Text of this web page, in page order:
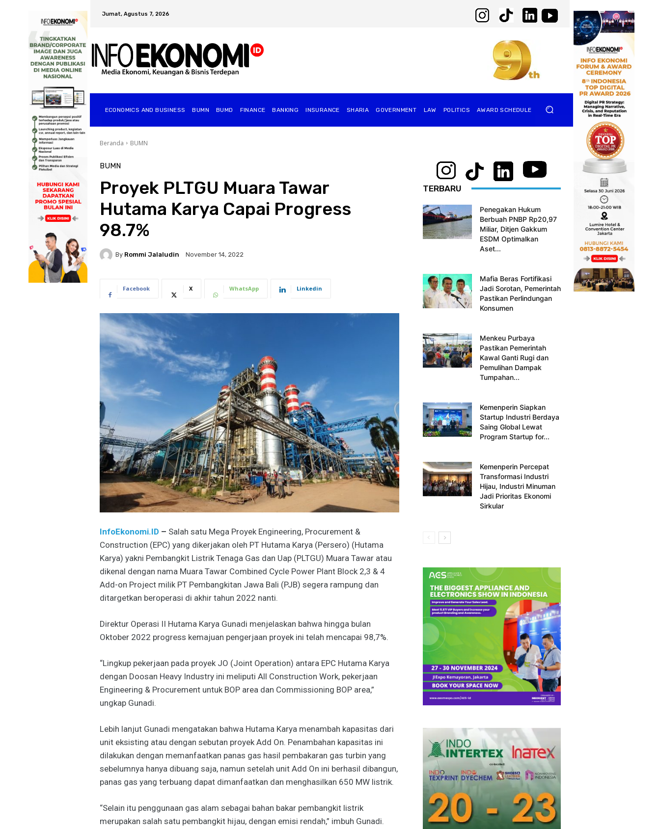
Jumat, Agustus 7, 2026
ECONOMICS AND BUSINESS BUMN BUMD FINANCE BANKING INSURANCE SHARIA GOVERNMENT ⁠LAW POLITICS AWARD SCHEDULE
Beranda BUMN
BUMN
Proyek PLTGU Muara Tawar
Hutama Karya Capai Progress
98.7%
By Rommi Jalaludin November 14, 2022
Facebook X WhatsApp Linkedin
InfoEkonomi.ID – Salah satu Mega Proyek Engineering, Procurement &
Construction (EPC) yang dikerjakan oleh PT Hutama Karya (Persero) (Hutama
Karya) yakni Pembangkit Listrik Tenaga Gas dan Uap (PLTGU) Muara Tawar atau
dikenal dengan nama Muara Tawar Combined Cycle Power Plant Block 2,3 & 4
Add-on Project milik PT Pembangkitan Jawa Bali (PJB) segera rampung dan
ditargetkan beroperasi di akhir tahun 2022 nanti.
Direktur Operasi II Hutama Karya Gunadi menjelaskan bahwa hingga bulan
Oktober 2022 progress kemajuan pengerjaan proyek ini telah mencapai 98,7%.
“Lingkup pekerjaan pada proyek JO (Joint Operation) antara EPC Hutama Karya
dengan Doosan Heavy Industry ini meliputi All Construction Work, pekerjaan
Engineering & Procurement untuk BOP area dan Commissioning BOP area,”
ungkap Gunadi.
Lebih lanjut Gunadi mengatakan bahwa Hutama Karya menambah kapasitas dari
unit eksisting atau dengan sebutan proyek Add On. Penambahan kapasitas ini
dilakukan dengan memanfaatkan panas gas hasil pembakaran gas turbin yang
sebelumnya hanya dibuang saja, namun setelah unit Add On ini berhasil dibangun,
panas gas yang terbuang dapat dimanfaatkan dan menghasilkan 650 MW listrik.
“Selain itu penggunaan gas alam sebagai bahan bakar pembangkit listrik
merupakan salah satu pembangkit hijau, dengan emisi rendah,” imbuh Gunadi.
TERBARU
Penegakan Hukum
Berbuah PNBP Rp20,97
Miliar, Ditjen Gakkum
ESDM Optimalkan
Aset...
Mafia Beras Fortifikasi
Jadi Sorotan, Pemerintah
Pastikan Perlindungan
Konsumen
Menkeu Purbaya
Pastikan Pemerintah
Kawal Ganti Rugi dan
Pemulihan Dampak
Tumpahan...
Kemenperin Siapkan
Startup Industri Berdaya
Saing Global Lewat
Program Startup for...
Kemenperin Percepat
Transformasi Industri
Hijau, Industri Minuman
Jadi Prioritas Ekonomi
Sirkular